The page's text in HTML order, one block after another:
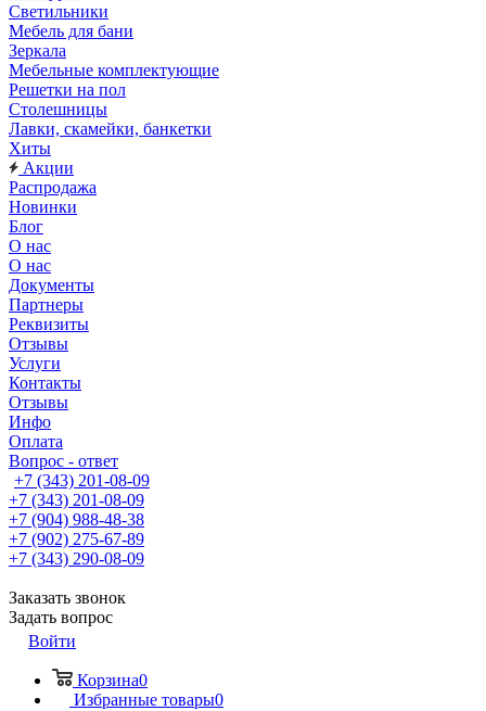
Светильники
Мебель для бани
Зеркала
Мебельные комплектующие
Решетки на пол
Столешницы
Лавки, скамейки, банкетки
Хиты
Акции
Распродажа
Новинки
Блог
О нас
О нас
Документы
Партнеры
Реквизиты
Отзывы
Услуги
Контакты
Отзывы
Инфо
Оплата
Вопрос - ответ
+7 (343) 201-08-09
+7 (343) 201-08-09
+7 (904) 988-48-38
+7 (902) 275-67-89
+7 (343) 290-08-09
Заказать звонок
Задать вопрос
Войти
Корзина0
Избранные товары0